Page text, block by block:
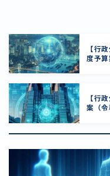
【行
度予算
【行
案（令